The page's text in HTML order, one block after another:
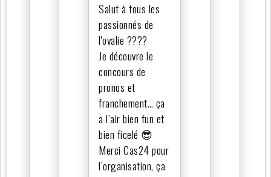
Salut à tous les
passionnés de
l'ovalie ????
Je découvre le
concours de
pronos et
franchement… ça
a l’air bien fun et
bien ficelé 😎
Merci Cas24 pour
l’organisation, ça